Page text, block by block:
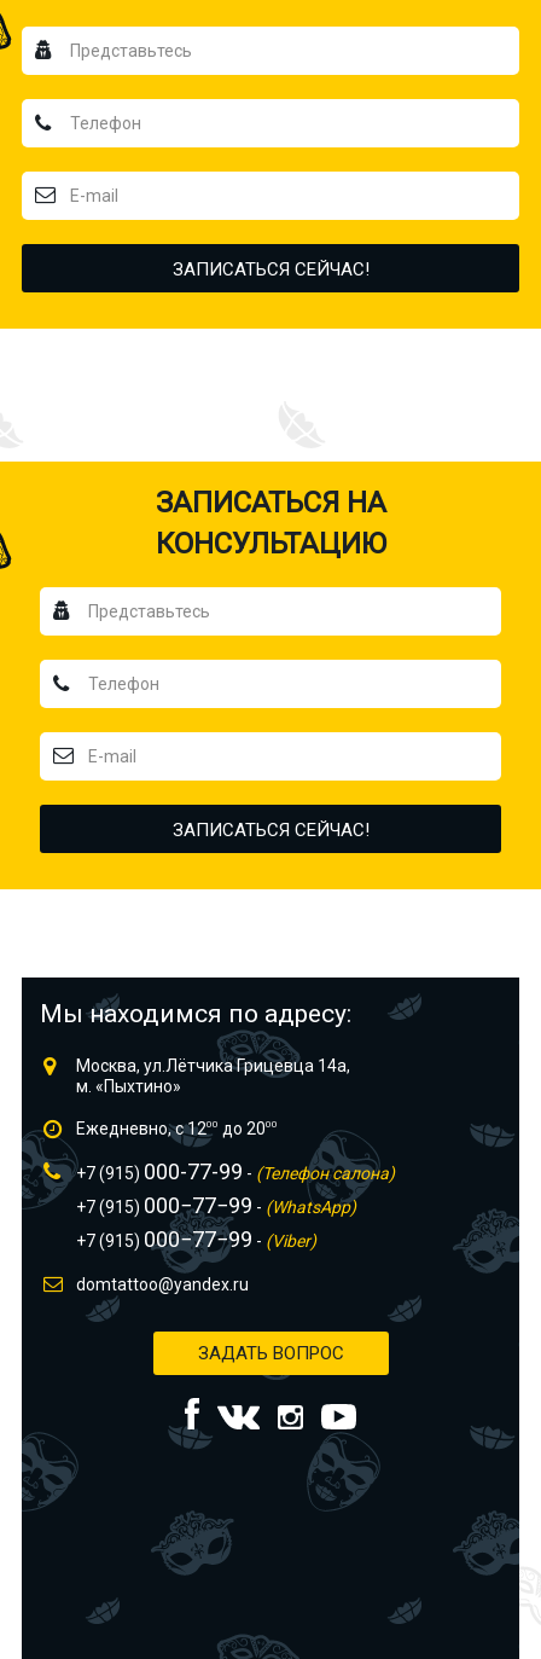
ЗАПИСАТЬСЯ НА
КОНСУЛЬТАЦИЮ
Мы находимся по адресу:
Москва, ул.Лётчика Грицевца 14а,
м. «Пыхтино»
Ежедневно, с 1200 до 2000
+7 (915) 000-77-99 - (Телефон салона)
+7 (915) 000−77−99 - (WhatsApp)
+7 (915) 000−77−99 - (Viber)
domtattoo@yandex.ru
ЗАДАТЬ ВОПРОС